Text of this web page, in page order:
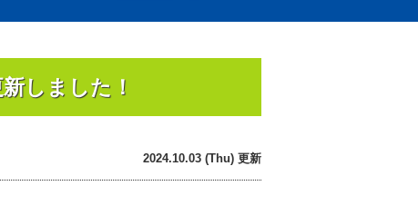
しました！
2024.10.03 (Thu) 更新